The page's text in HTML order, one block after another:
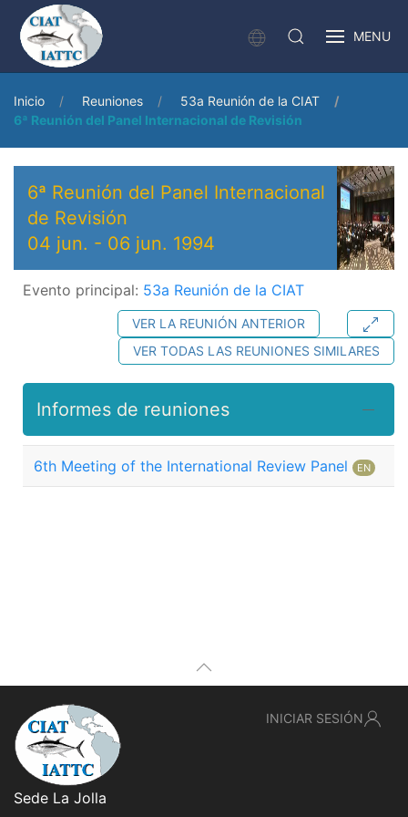
MENU
Inicio Reuniones
53a Reunión de la CIAT
6ª Reunión del Panel Internacional de Revisión
6ª Reunión del Panel Internacional
de Revisión
04 jun. - 06 jun. 1994
Evento principal: 53a Reunión de la CIAT
VER LA REUNIÓN ANTERIOR
VER TODAS LAS REUNIONES SIMILARES
Informes de reuniones
6th Meeting of the International Review Panel EN
Sede La Jolla
INICIAR SESIÓN